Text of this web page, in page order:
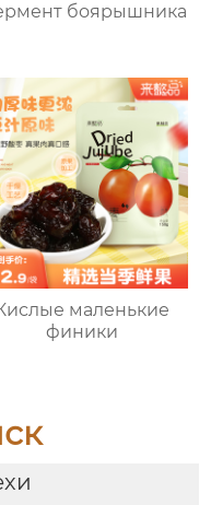
боярышника
маленькие
финики